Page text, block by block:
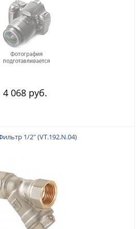
4 068 руб.
1/2" (VT.192.N.04)